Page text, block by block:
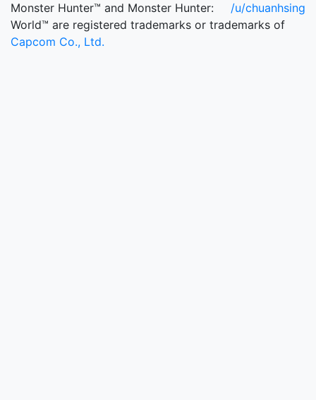
/u/chuanhsing
Monster Hunter™ and Monster Hunter:
World™ are registered trademarks or trademarks of
Capcom Co., Ltd.